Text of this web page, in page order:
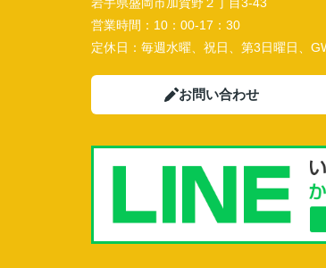
営業時間： 10：00-17：30
定休日： 毎週水曜、祝日、第3日曜日、
お問い合わせ